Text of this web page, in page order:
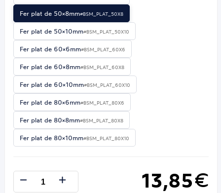
Fer plat de 50×8mm#BSM_PLAT_50X8
Fer plat de 50×10mm#BSM_PLAT_50X10
Fer plat de 60×6mm#BSM_PLAT_60X6
Fer plat de 60×8mm#BSM_PLAT_60X8
Fer plat de 60×10mm#BSM_PLAT_60X10
Fer plat de 80×6mm#BSM_PLAT_80X6
Fer plat de 80×8mm#BSM_PLAT_80X8
Fer plat de 80×10mm#BSM_PLAT_80X10
13,85€